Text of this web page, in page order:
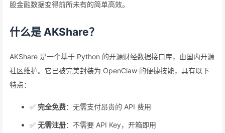
股金融数据变得前所未有的简单高效。
什么是 AKShare？
AKShare 是一个基于 Python 的开源财经数据接口库，由国内开源
社区维护。它已被完美封装为 OpenClaw 的便捷技能，具有以下
特点：
✅ 完全免费：无需支付昂贵的 API 费用
✅ 无需注册：不需要 API Key，开箱即用